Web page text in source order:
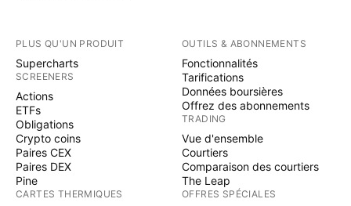
PLUS QU'UN PRODUIT
Supercharts
SCREENERS
Actions
ETFs
Obligations
Crypto coins
Paires CEX
Paires DEX
Pine
CARTES THERMIQUES
OUTILS & ABONNEMENTS
Fonctionnalités
Tarifications
Données boursières
Offrez des abonnements
TRADING
Vue d'ensemble
Courtiers
Comparaison des courtiers
The Leap
OFFRES SPÉCIALES